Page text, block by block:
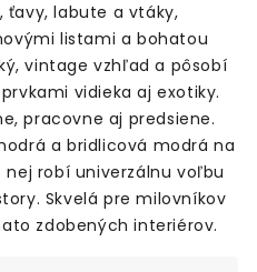
ťavy, labute a vtáky,
listami a bohatou
vintage vzhľad a pôsobí
vidieka aj exotiky.
pracovne aj predsiene.
a bridlicová modrá na
robí univerzálnu voľbu
Skvelá pre milovníkov
zdobených interiérov.